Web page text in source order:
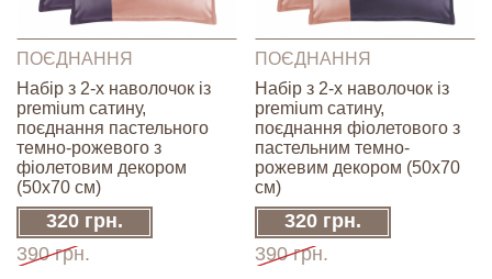
ПОЄДНАННЯ
Набір з 2-х наволочок із
premium сатину,
поєднання пастельного
темно-рожевого з
фіолетовим декором
(50х70 см)
320 грн.
390 грн.
ПОЄДНАННЯ
Набір з 2-х наволочок із
premium сатину,
поєднання фіолетового з
пастельним темно-
рожевим декором (50х70
см)
320 грн.
390 грн.